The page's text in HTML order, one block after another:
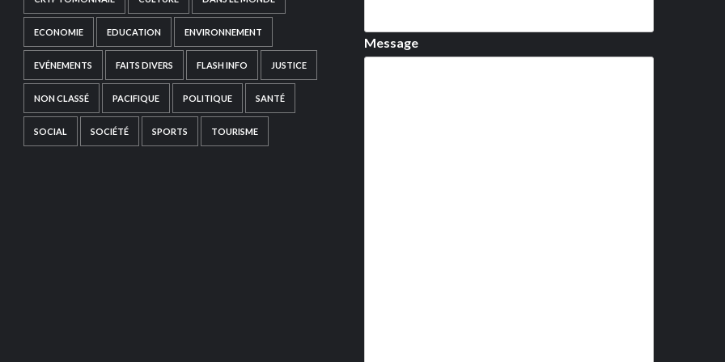
ECONOMIE EDUCATION ENVIRONNEMENT
EVÉNEMENTS FAITS DIVERS FLASH INFO JUSTICE
NON CLASSÉ PACIFIQUE POLITIQUE SANTÉ
SOCIAL SOCIÉTÉ SPORTS TOURISME
Message